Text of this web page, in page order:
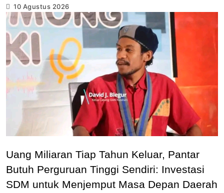
10 Agustus 2026
Uang Miliaran Tiap Tahun Keluar, Pantar
Butuh Perguruan Tinggi Sendiri: Investasi
SDM untuk Menjemput Masa Depan Daerah